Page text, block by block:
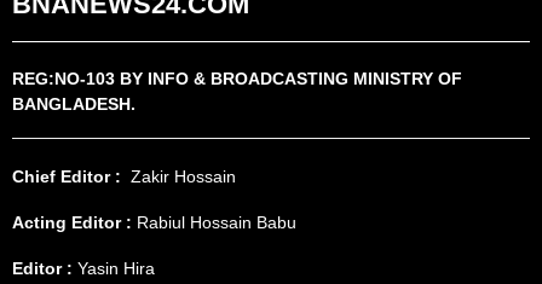
REG:NO-103 BY INFO & BROADCASTING MINISTRY OF
BANGLADESH.
Chief Editor : Zakir Hossain
Acting Editor : Rabiul Hossain Babu
Editor : Yasin Hira